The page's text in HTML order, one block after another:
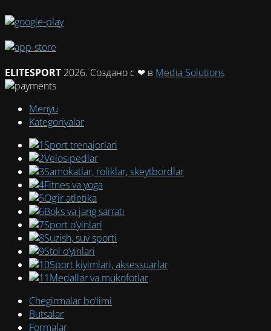
ELITESPORT 2026. Создано с ❤ в Media Solutions
Menyu
Kategoriyalar
Sport trenajorlari
Velosipedlar
Samokatlar, roliklar, skeytbordlar
Fitnes va yoga
Og‘ir atletika
Boks va jang san’ati
Sport o‘yinlari
Suzish, suv sporti
Stol o‘yinlari
Sport kiyimlari, aksessuarlar
Medallar va mukofotlar
Chegirmalar bo’limi
Butsalar
Formalar